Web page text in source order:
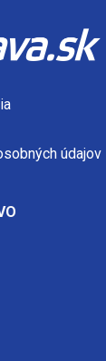
údajov